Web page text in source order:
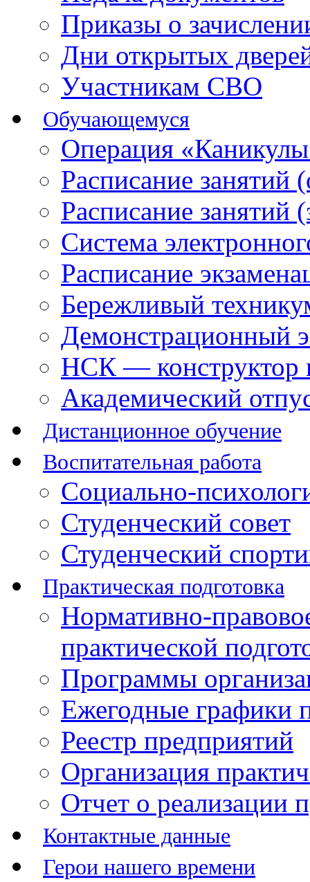
Приказы о
Дни открытых
Участникам СВО
Обучающемуся
Операция
Расписание занятий
Расписание занятий
Система
Расписание
Бережливый
Демонстрационный
НСК — конструктор
Академический
Дистанционное обучение
Воспитательная работа
Социально-
Студенческий совет
Студенческий
Практическая подготовка
Нормативно-
практической
Программы
Ежегодные графики
Реестр предприятий
Организация
Отчет о реализации
Контактные данные
Герои нашего времени